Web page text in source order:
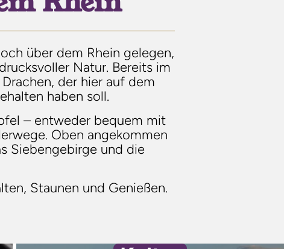
über dem Rhein gelegen,
Natur. Bereits im
der hier auf dem
haben soll.
– entweder bequem mit
Oben angekommen
Siebengebirge und die
Staunen und Genießen.